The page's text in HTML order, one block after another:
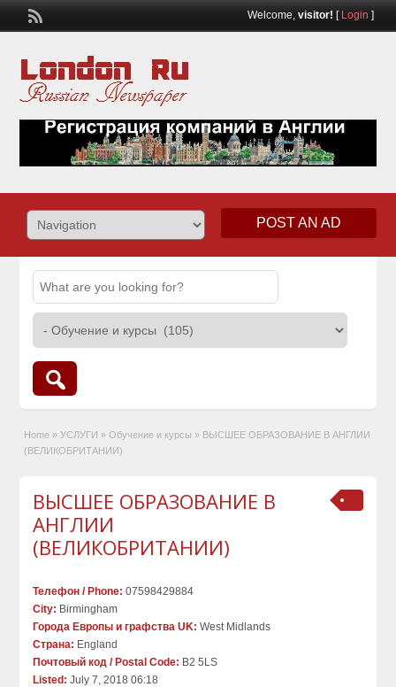
Welcome, visitor! [ Login ]
POST AN AD
Home » УСЛУГИ » Обучение и курсы » ВЫСШЕЕ ОБРАЗОВАНИЕ В АНГЛИИ
(ВЕЛИКОБРИТАНИИ)
ВЫСШЕЕ ОБРАЗОВАНИЕ В
АНГЛИИ
(ВЕЛИКОБРИТАНИИ)
Телефон / Phone: 07598429884
City: Birmingham
Города Европы и графства UK: West Midlands
Страна: England
Почтовый код / Postal Code: B2 5LS
Listed: July 7, 2018 06:18